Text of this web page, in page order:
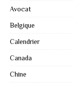
Avocat
Belgique
Calendrier
Canada
Chine